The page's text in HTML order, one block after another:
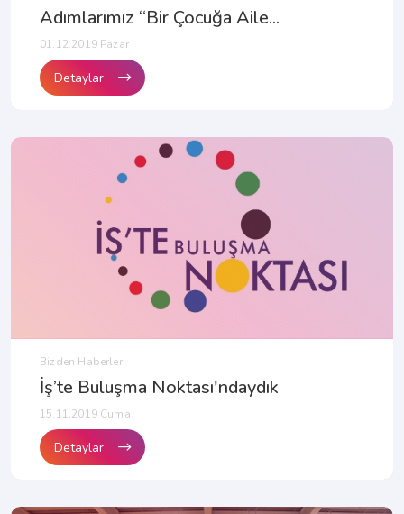
Adımlarımız “Bir Çocuğa Aile...
01.12.2019 Pazar
Detaylar
Bizden Haberler
İş’te Buluşma Noktası'ndaydık
15.11.2019 Cuma
Detaylar